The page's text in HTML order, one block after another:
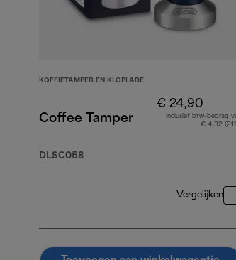
KOFFIETAMPER EN KLOPLADE
Coffee Tamper
DLSC058
€ 24,90
Inclusief btw-bedrag
€ 4,32
Vergelijken